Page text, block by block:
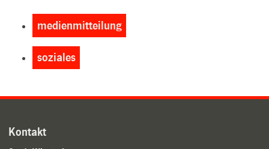
medienmitteilung
soziales
Kontakt